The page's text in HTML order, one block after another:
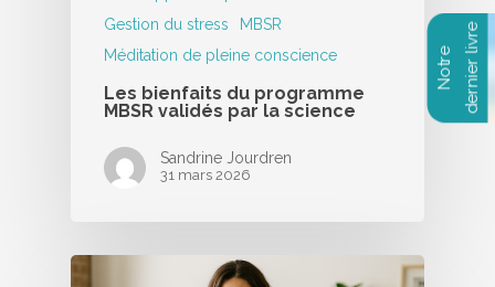
Gestion du stress
MBSR
Méditation de pleine conscience
Les bienfaits du programme
MBSR validés par la science
Sandrine Jourdren
31 mars 2026